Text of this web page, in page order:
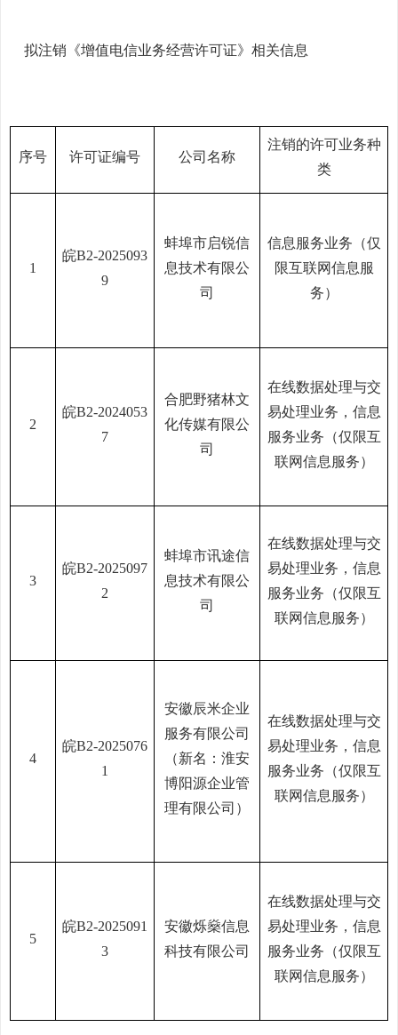
拟注销《增值电信业务经营许可证》相关信息
序号 许可证编号 公司名称
注销的许可业务种
类
1
皖B2-2025093
9
蚌埠市启锐信
息技术有限公
司
信息服务业务（仅
限互联网信息服
务）
2
皖B2-2024053
7
合肥野猪林文
化传媒有限公
司
在线数据处理与交
易处理业务，信息
服务业务（仅限互
联网信息服务）
3
皖B2-2025097
2
蚌埠市讯途信
息技术有限公
司
在线数据处理与交
易处理业务，信息
服务业务（仅限互
联网信息服务）
4
皖B2-2025076
1
安徽辰米企业
服务有限公司
（新名：淮安
博阳源企业管
理有限公司）
在线数据处理与交
易处理业务，信息
服务业务（仅限互
联网信息服务）
5
皖B2-2025091
3
安徽烁燊信息
科技有限公司
在线数据处理与交
易处理业务，信息
服务业务（仅限互
联网信息服务）